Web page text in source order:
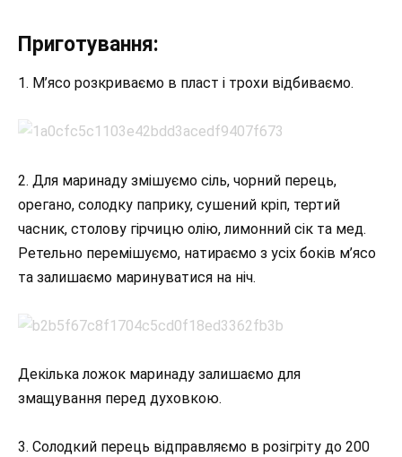
Приготування:
1. М’ясо розкриваємо в пласт і трохи відбиваємо.
2. Для маринаду змішуємо сіль, чорний перець,
орегано, солодку паприку, сушений кріп, тертий
часник, столову гірчицю олію, лимонний сік та мед.
Ретельно перемішуємо, натираємо з усіх боків м’ясо
та залишаємо маринуватися на ніч.
Декілька ложок маринаду залишаємо для
змащування перед духовкою.
3. Солодкий перець відправляємо в розігріту до 200